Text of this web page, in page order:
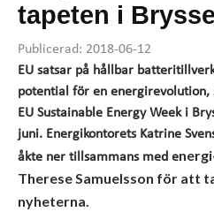
tapeten i
Publicerad: 2018-06-12
EU satsar på hållbar
potential för en energirevolution,
EU Sustainable Energy Week i
juni. Energikontorets Katrine
åkte ner tillsammans med e
Therese Samuelsson för att
nyheterna.